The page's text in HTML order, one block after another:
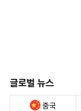
글로벌 뉴스
중국